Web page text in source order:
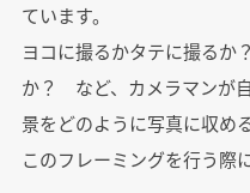
ています。
ヨコに撮るかタテに撮る
か？ など、カメラマンが
景をどのように写真に収め
このフレーミングを行う際